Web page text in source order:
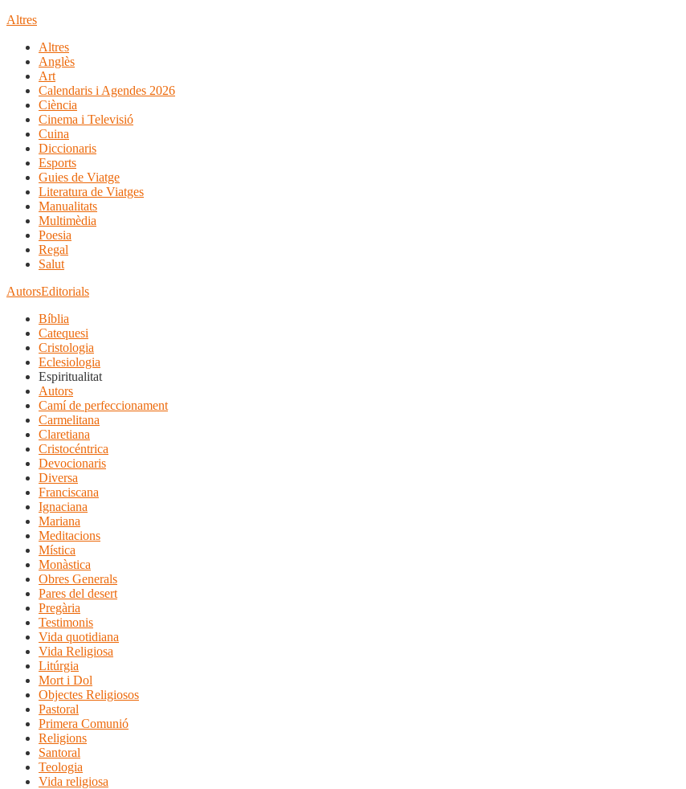
Altres
Altres
Anglès
Art
Calendaris i Agendes 2026
Ciència
Cinema i Televisió
Cuina
Diccionaris
Esports
Guies de Viatge
Literatura de Viatges
Manualitats
Multimèdia
Poesia
Regal
Salut
AutorsEditorials
Bíblia
Catequesi
Cristologia
Eclesiologia
Espiritualitat
Autors
Camí de perfeccionament
Carmelitana
Claretiana
Cristocéntrica
Devocionaris
Diversa
Franciscana
Ignaciana
Mariana
Meditacions
Mística
Monàstica
Obres Generals
Pares del desert
Pregària
Testimonis
Vida quotidiana
Vida Religiosa
Litúrgia
Mort i Dol
Objectes Religiosos
Pastoral
Primera Comunió
Religions
Santoral
Teologia
Vida religiosa